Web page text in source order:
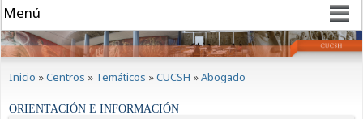
Inicio »Centros » Temáticos »CUCSH »Abogado
ORIENTACIÓN E INFORMACIÓN